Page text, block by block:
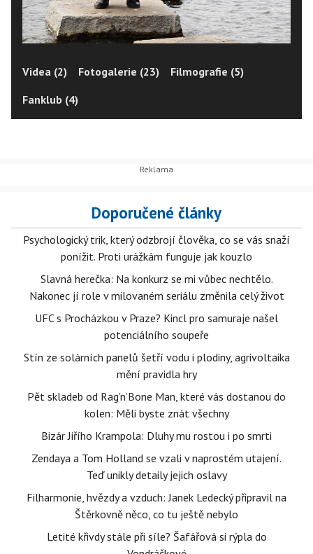
Videa (2) Fotogalerie (23)
Filmografie (5)
Fanklub (4)
Doporučené články
Psychologický trik, který odzbrojí člověka, co se vás snaží
ponížit. Proti urážkám funguje jak kouzlo
Slavná herečka: Na konkurz se mi vůbec nechtělo.
Nakonec jí role v milovaném seriálu změnila celý život
UFC s Procházkou v Praze? Kincl pro samuraje našel
potenciálního soupeře
Stín ze solárních panelů šetří vodu i plodiny, agrivoltaika
mění pravidla hry
Pět skladeb od Rag’n’Bone Man, které vás dostanou do
kolen: Měli byste znát všechny
Bizár Jiřího Krampola: Dluhy mu rostou i po smrti
Zendaya a Tom Holland se vzali v naprostém utajení.
Teď unikly detaily jejich oslavy
Filharmonie, hvězdy a vzduch: Janek Ledecký připravil na
Štěrkovně něco, co tu ještě nebylo
Letité křivdy stále při síle? Šafářová si rýpla do